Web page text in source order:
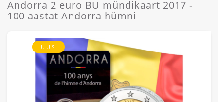
Andorra 2 euro BU mündikaart 2017 -
100 aastat Andorra hümni
UUS